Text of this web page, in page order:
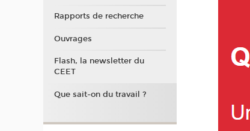
Rapports de recherche
Ouvrages
Flash, la newsletter du
CEET
Que sait-on du travail ?